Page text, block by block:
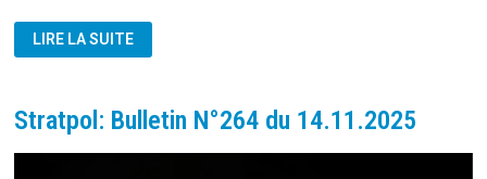
STRATPOL:
BULLETIN
LIRE LA SUITE
Stratpol: Bulletin N°264 du 14.11.2025